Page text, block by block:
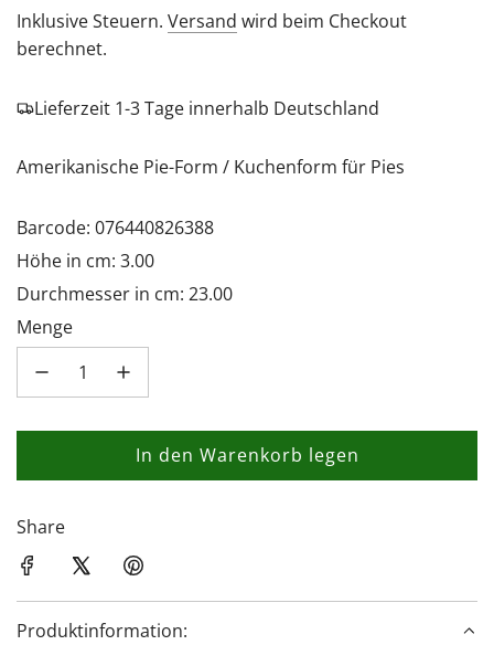
Preis
Inklusive Steuern. Versand wird beim Checkout
berechnet.
Lieferzeit 1-3 Tage innerhalb Deutschland
Amerikanische Pie-Form / Kuchenform für Pies
Barcode: 076440826388
Höhe in cm: 3.00
Durchmesser in cm: 23.00
Menge
In den Warenkorb legen
L
.
Share
Produktinformation: